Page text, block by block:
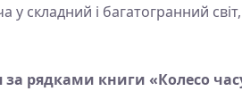
у складний і багатогранний
за рядками книги «Колесо